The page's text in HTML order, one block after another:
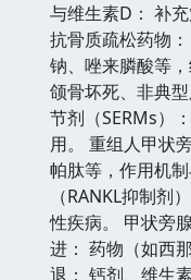
与维生素D： 补
抗骨质疏松药物
钠、唑来膦酸等
颌骨坏死、非典
节剂（SERMs）
用。 重组人甲状
帕肽等，作用机
（RANKL抑制剂
性疾病。 甲状旁
进： 药物（如西
退： 钙剂、维生